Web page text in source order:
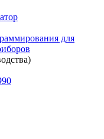
для